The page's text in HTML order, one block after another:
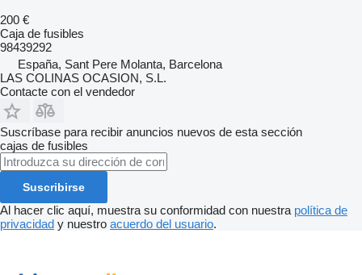
200 €
Caja de fusibles
98439292
España, Sant Pere Molanta, Barcelona
LAS COLINAS OCASION, S.L.
Contacte con el vendedor
Suscríbase para recibir anuncios nuevos de esta sección
cajas de fusibles
Suscribirse
Al hacer clic aquí, muestra su conformidad con nuestra política de
privacidad y nuestro acuerdo del usuario.